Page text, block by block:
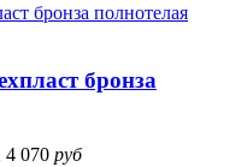
бронза
4 070 руб